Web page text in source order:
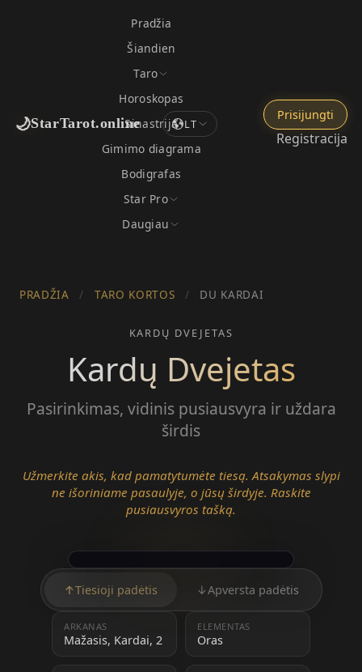
🌙StarTarot.online
Pradžia
Šiandien
Taro
Horoskopas
Sinastrija
Gimimo diagrama
Bodigrafas
Star Pro
Daugiau
LT
Prisijungti
Registracija
PRADŽIA / TARO KORTOS / DU KARDAI
KARDŲ DVEJETAS
Kardų Dvejetas
Pasirinkimas, vidinis pusiausvyra ir uždara
širdis
Užmerkite akis, kad pamatytumėte tiesą. Atsakymas slypi
ne išoriniame pasaulyje, o jūsų širdyje. Raskite
pusiausvyros tašką.
↑Tiesioji padėtis ↓Apversta padėtis
ARKANAS
Mažasis, Kardai, 2
ELEMENTAS
Oras